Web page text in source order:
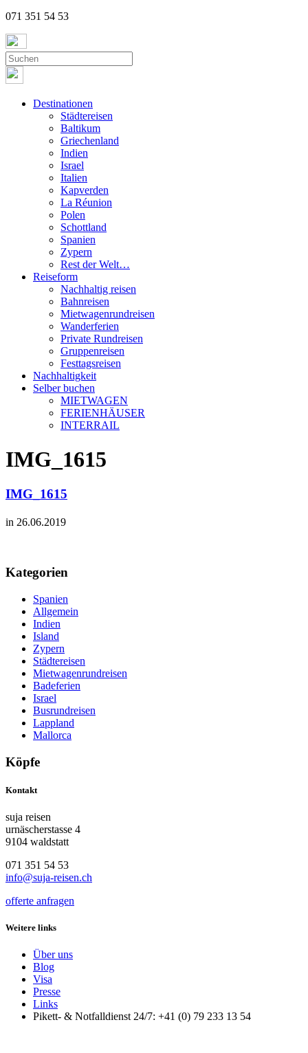
071 351 54 53
Destinationen
Städtereisen
Baltikum
Griechenland
Indien
Israel
Italien
Kapverden
La Réunion
Polen
Schottland
Spanien
Zypern
Rest der Welt…
Reiseform
Nachhaltig reisen
Bahnreisen
Mietwagenrundreisen
Wanderferien
Private Rundreisen
Gruppenreisen
Festtagsreisen
Nachhaltigkeit
Selber buchen
MIETWAGEN
FERIENHÄUSER
INTERRAIL
IMG_1615
IMG_1615
in 26.06.2019
Kategorien
Spanien
Allgemein
Indien
Island
Zypern
Städtereisen
Mietwagenrundreisen
Badeferien
Israel
Busrundreisen
Lappland
Mallorca
Köpfe
Kontakt
suja reisen
urnäscherstasse 4
9104 waldstatt
071 351 54 53
info@suja-reisen.ch
offerte anfragen
Weitere links
Über uns
Blog
Visa
Presse
Links
Pikett- & Notfalldienst 24/7: +41 (0) 79 233 13 54